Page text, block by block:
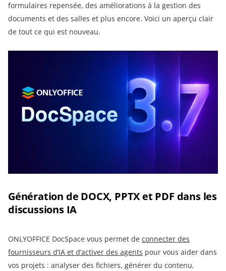
formulaires repensée, des améliorations à la gestion des
documents et des salles et plus encore. Voici un aperçu clair
de tout ce qui est nouveau.
Génération de DOCX, PPTX et PDF dans les
discussions IA
ONLYOFFICE DocSpace vous permet de connecter des
fournisseurs d’IA et d’activer des agents pour vous aider dans
vos projets : analyser des fichiers, générer du contenu,